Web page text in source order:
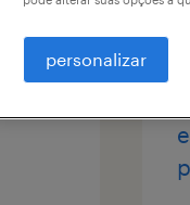
personalizar